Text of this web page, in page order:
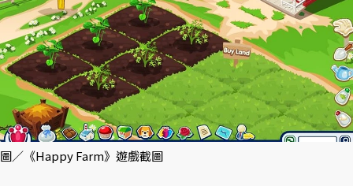
圖／《Happy Farm》遊戲截圖